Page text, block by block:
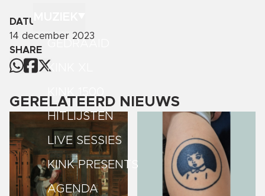
KINK XL
HITLIJSTEN
LIVE SESSIES
KINK PRESENTS
AGENDA
DATUM
14 december 2023
SHARE
GERELATEERD NIEUWS